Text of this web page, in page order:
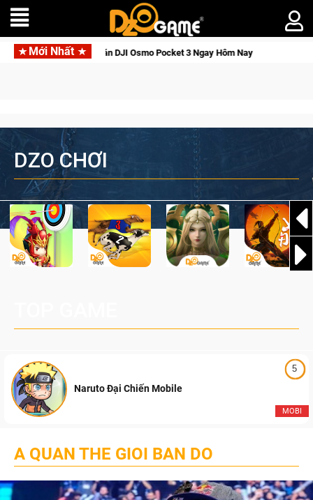
Mới Nhất
Thức Tỉnh, Săn DJI Osmo Pocket 3 Ngay Hôm Nay
DZO CHƠI
5
MOBI
Naruto Đại Chiến Mobile
A QUAN THE GIOI BAN DO